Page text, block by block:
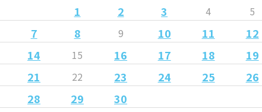
1 2 3 4 5
7 8 9 10 11 12
14 15 16 17 18
19
21 22 23 24 25
26
28 29 30